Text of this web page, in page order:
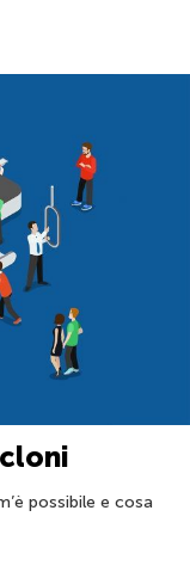
possibile e cosa